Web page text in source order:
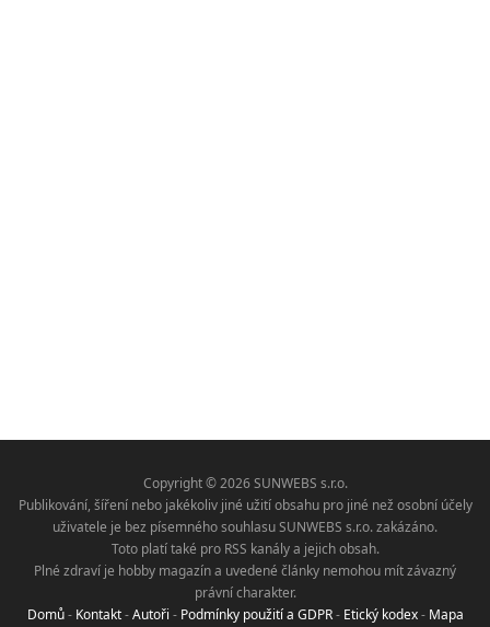
Copyright © 2026 SUNWEBS s.r.o.
Publikování, šíření nebo jakékoliv jiné užití obsahu pro jiné než osobní účely
uživatele je bez písemného souhlasu SUNWEBS s.r.o. zakázáno.
Toto platí také pro RSS kanály a jejich obsah.
Plné zdraví je hobby magazín a uvedené články nemohou mít závazný
právní charakter.
Domů- Kontakt-Autoři - Podmínky použití a GDPR- Etický kodex- Mapa